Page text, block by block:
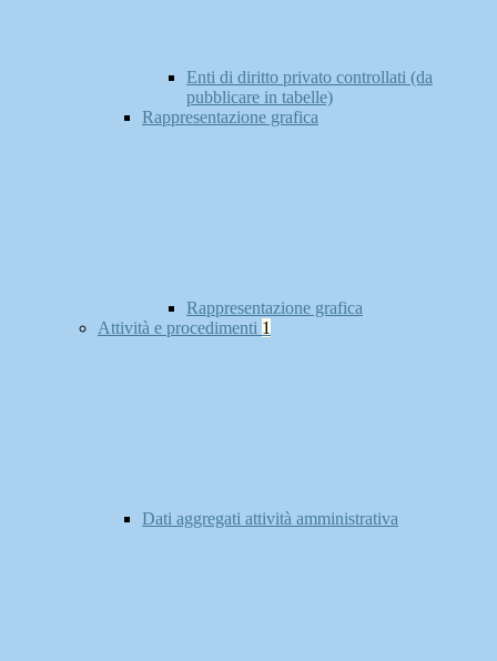
Enti di diritto privato controllati (da
pubblicare in tabelle)
Rappresentazione grafica
Rappresentazione grafica
Attività e procedimenti 1
Dati aggregati attività amministrativa